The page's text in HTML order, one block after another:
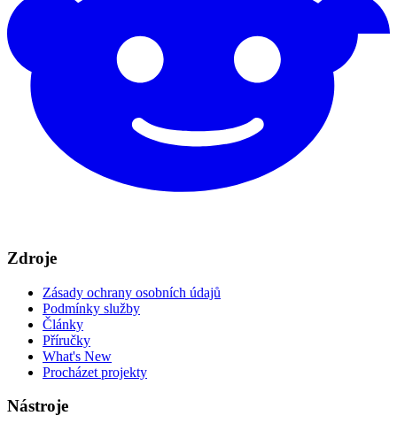
Zdroje
Zásady ochrany osobních údajů
Podmínky služby
Články
Příručky
What's New
Procházet projekty
Nástroje